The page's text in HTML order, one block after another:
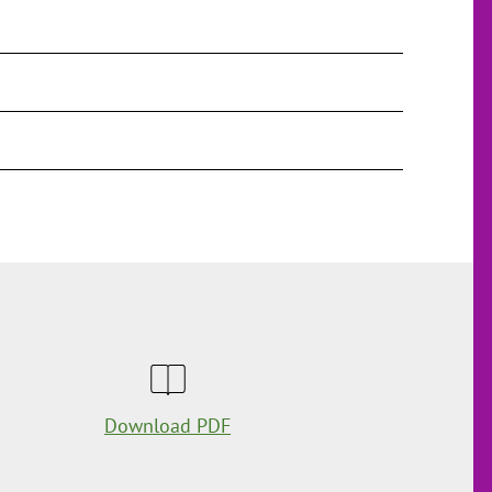
Download PDF